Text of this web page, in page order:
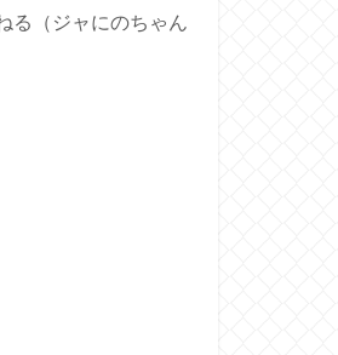
る（ジャにのちゃん